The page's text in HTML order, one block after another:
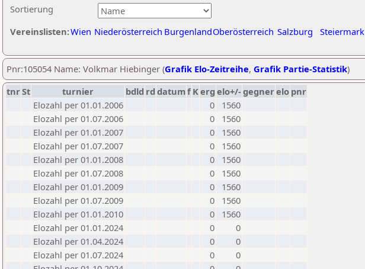
Sortierung
Vereinslisten:Wien Niederösterreich BurgenlandOberösterreich Salzburg Steiermark
Pnr:105054 Name: Volkmar Hiebinger (Grafik Elo-Zeitreihe, Grafik Partie-Statistik)
tnrSt turnier bdld rd datumf Kerg elo+/-gegnerelo pnr
Elozahl per 01.01.2006
0
1560
Elozahl per 01.07.2006
0
1560
Elozahl per 01.01.2007
0
1560
Elozahl per 01.07.2007
0
1560
Elozahl per 01.01.2008
0
1560
Elozahl per 01.07.2008
0
1560
Elozahl per 01.01.2009
0
1560
Elozahl per 01.07.2009
0
1560
Elozahl per 01.01.2010
0
1560
Elozahl per 01.01.2024
0
0
Elozahl per 01.04.2024
0
0
Elozahl per 01.07.2024
0
0